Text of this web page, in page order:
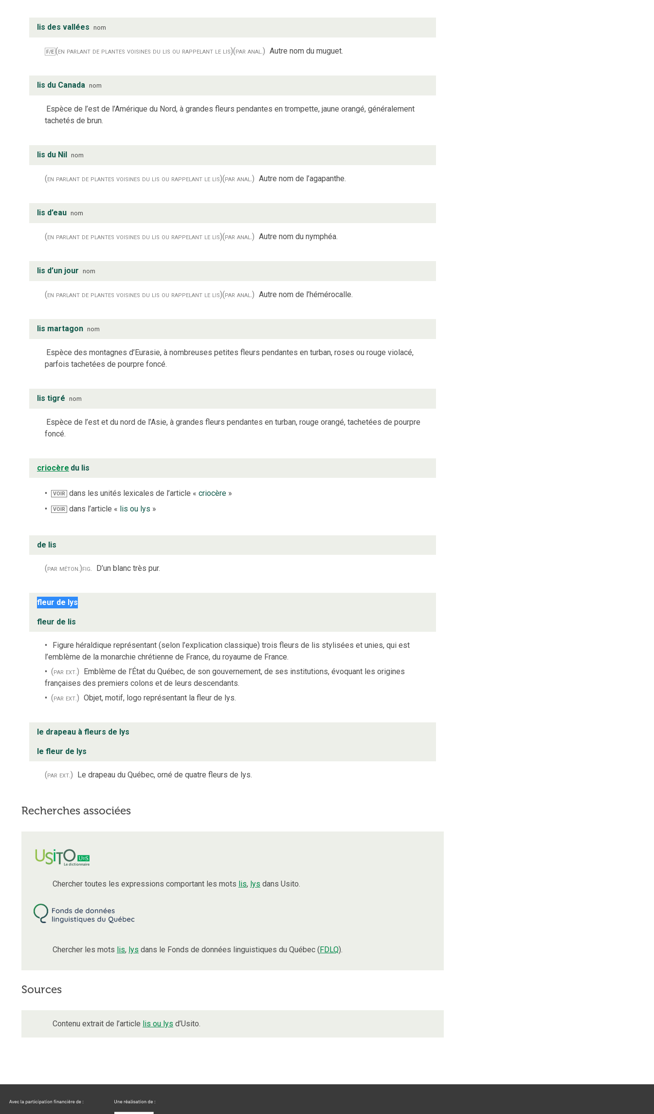
lis des vallées nom
F/E (en parlant de plantes voisines du lis ou rappelant le lis)(par anal.) Autre nom du muguet.
lis du Canada nom
Espèce de l’est de l’Amérique du Nord, à grandes fleurs pendantes en trompette, jaune orangé, généralement
tachetés de brun.
lis du Nil nom
(en parlant de plantes voisines du lis ou rappelant le lis)(par anal.) Autre nom de l’agapanthe.
lis d’eau nom
(en parlant de plantes voisines du lis ou rappelant le lis)(par anal.) Autre nom du nymphéa.
lis d’un jour nom
(en parlant de plantes voisines du lis ou rappelant le lis)(par anal.) Autre nom de l’hémérocalle.
lis martagon nom
Espèce des montagnes d’Eurasie, à nombreuses petites fleurs pendantes en turban, roses ou rouge violacé,
parfois tachetées de pourpre foncé.
lis tigré nom
Espèce de l’est et du nord de l’Asie, à grandes fleurs pendantes en turban, rouge orangé, tachetées de pourpre
foncé.
criocère du lis
VOIR dans les unités lexicales de l’article «criocère »
VOIR dans l’article « lis ou lys »
de lis
(par méton.)fig. D’un blanc très pur.
fleur de lys
fleur de lis
Figure héraldique représentant (selon l’explication classique) trois fleurs de lis stylisées et unies, qui est
l’emblème de la monarchie chrétienne de France, du royaume de France.
(par ext.) Emblème de l’État du Québec, de son gouvernement, de ses institutions, évoquant les origines
françaises des premiers colons et de leurs descendants.
(par ext.) Objet, motif, logo représentant la fleur de lys.
le drapeau à fleurs de lys
le fleur de lys
(par ext.) Le drapeau du Québec, orné de quatre fleurs de lys.
Recherches associées
Chercher toutes les expressions comportant les mots lis, lys dans Usito.
Chercher les mots lis, lys dans le Fonds de données linguistiques du Québec (FDLQ).
Sources
Contenu extrait de l’article lis ou lys d’Usito.